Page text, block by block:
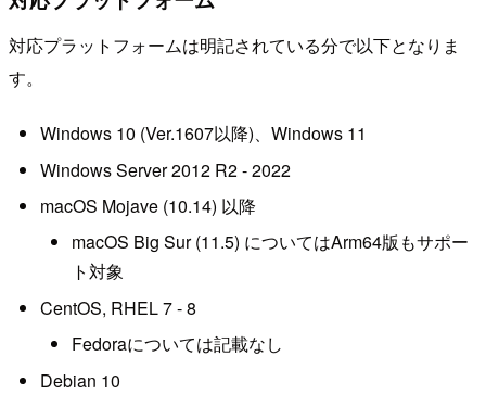
対応プラットフォームは明記されている分で以下となりま
す。
Windows 10 (Ver.1607以降)、Windows 11
Windows Server 2012 R2 - 2022
macOS Mojave (10.14) 以降
macOS Big Sur (11.5) についてはArm64版もサポー
ト対象
CentOS, RHEL 7 - 8
Fedoraについては記載なし
Debian 10